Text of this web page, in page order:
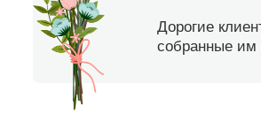
Дорогие
собранные им